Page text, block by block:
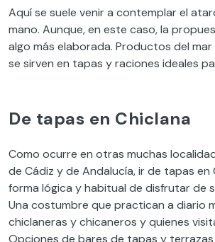
Aquí se suele venir a contemplar el
mano. Aunque, en este caso, la
algo más elaborada. Productos del
se sirven en tapas y raciones ideales
De tapas en Chiclana
Como ocurre en otras muchas
de Cádiz y de Andalucía, ir de tapas en
forma lógica y habitual de disfrutar de
Una costumbre que practican a diario
chiclaneras y chicaneros y quienes
Opciones de bares de tapas y terrazas